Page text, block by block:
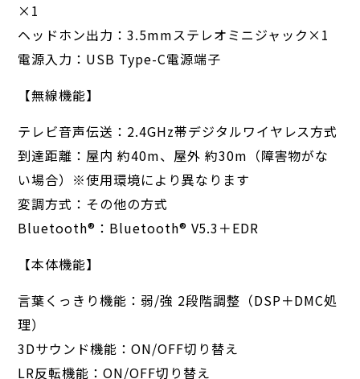
×1
ヘッドホン出力：3.5mmステレオミニジャック×1
電源入力：USB Type-C電源端子
【無線機能】
テレビ音声伝送：2.4GHz帯デジタルワイヤレス方式
到達距離：屋内 約40m、屋外 約30m（障害物がな
い場合）※使用環境により異なります
変調方式：その他の方式
Bluetooth®︎：Bluetooth®︎ V5.3＋EDR
【本体機能】
言葉くっきり機能：弱/強 2段階調整（DSP＋DMC処
理）
3Dサウンド機能：ON/OFF切り替え
LR反転機能：ON/OFF切り替え